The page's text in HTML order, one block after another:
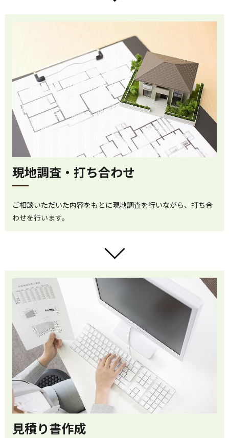
現地調査・打ち合わせ
ご相談いただいた内容をもとに現地調査を行いながら、打ち合
わせを行います。
見積り書作成